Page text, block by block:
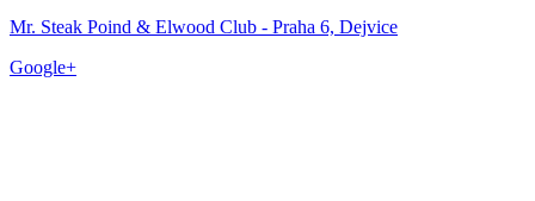
Mr. Steak Poind & Elwood Club - Praha 6, Dejvice
Google+